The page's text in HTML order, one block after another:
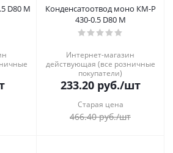
D80 М
Конденсатоотвод моно КМ-Р
430-0.5 D80 М
Интернет-магазин
действующая (все розничные
покупатели)
233.20руб./шт
Старая цена
466.40руб./шт